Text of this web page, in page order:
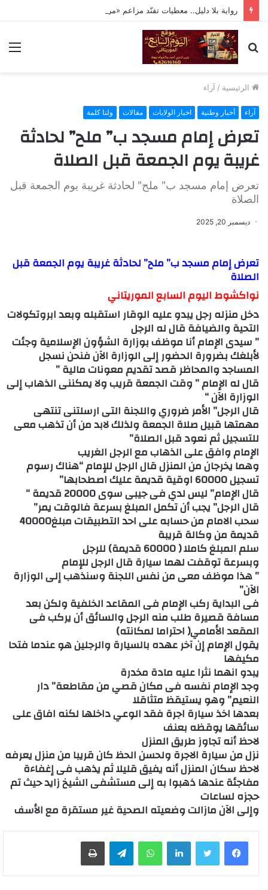
رواية بلا دليل.. معطيات تفنّد مزاعم «مراقبة» تحركات ولد حدمين
بحث
عن
الرئيسية / آراء
آراء أخبار وطنية اخبار الولايات مقالات ولنا كلمة
تعرض إمام مسجد ب” ملح” لحادثة
غريبة يوم الجمعة قبل الصلاة
تعرض إمام مسجد ب" ملح" لحادثة غريبة يوم الجمعة قبل
الصلاة
ديسمبر 20, 2025
تعرض إمام مسجد ب” ملح” لحادثة غريبة يوم الجمعة قبل
الصلاة
نواكشوط اليوم السابع الموريتاني
دخل منزله رجل يبدو عليه الوقار استقبله وبعد ابروتكولات
التحية والضيافة قال له الرجل
” سيدى الإمام أنا موظف بوزارة الشؤون الإسلامية وجئت
لأبلغك بضرورة الحضور إلى الوزارة الآن فنحن نسجل
المساجد والمحاظر قصد تقديم معونات مالية ”
قال له الإمام ” وقت الجمعة قريب ولا يمكننى الذهاب إلى
الوزارة الآن “
قال الرجل” الأمر ضروري واللجنة التى ارسلتنى تنتهى
مهمتها قبيل صلاة الجمعة ولذلك لابد من أن تذهب معى
للتسجيل ثم نعود قبل الصلاة”
الإمام وافق على الذهاب مع الرجل الغريب
وهما يخرجان من المنزل قال الرجل للإمام “هناك رسوم
تسجيل 60000 اوقية قديمة عليك اصطحابها”
قال الإمام” ليس لدي فى جيبى سوى 20000 قديمة “
قال الرجل” يجب أن تكمل المبلغ بسرعة فالوقت يمر”
سحب الامام من حسابه على احد التطبيقات مبلغ40000
قديمة من وكالة قريبة
سلم المبلغ كاملا ( 60000 قديمة) للرجل
وبسرعة توقفت لهما سيارة قال الرجل للإمام
” هذا موظف معى من نفس اللجنة وسنذهب إلى الوزارة
الآن”
فى البداية ركب الإمام فى المقاعد الخلفية ولكن بعد
مسافة قصيرة طلب منه الرجل والسائق أن يركب فى
المقعد الأمامي( احتراما لمكانته)
يقول الإمام إن آخر عهده بالسيارة والرجلين هو عندما فتحا
مكيفها
يبدو انهما نثرا عليه مادة مخدرة
وجد الإمام نفسه فى مكان قصي من مقاطعة” دار
النعيم” وهو يستيقظ متثاقلا
بعدها اخذ سيارة اجرة فقد الوعي داخلها لكنه افاق على
سائقها يوقظه بعنف
لاحظ أنه تجاوز طريق المنزل
نزل من سيارة الاجرة ولحسن الحظ كان قريبا من منزل يعرفه
لاحظ سكان المنزل أنه يفيق قليلا ثم يذهب فى إغفاءة
مفاجئة عندها ذهبوا به إلى مستشفى الشيخ زايد حيث تم
حجزه لساعات
وإلى الآن مازالت وضعيته الصحية غير مستقرة مع الأسف
لينكدإن واتساب